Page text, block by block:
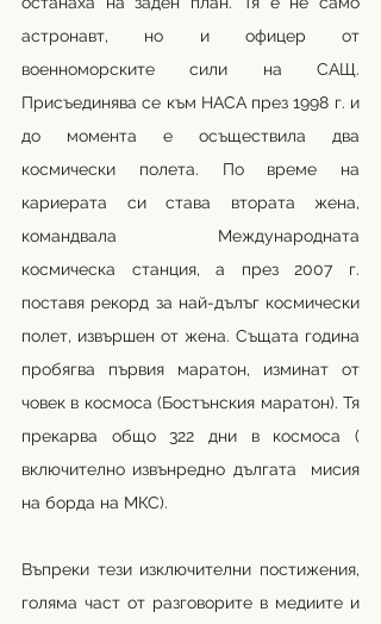
астронавт, но и офицер от
военноморските сили на САЩ.
Присъединява се към НАСА през 1998 г. и
до момента е осъществила два
космически полета. По време на
кариерата си става втората жена,
командвала Международната
космическа станция, а през 2007 г.
поставя рекорд за най-дълъг космически
полет, извършен от жена. Същата година
пробягва първия маратон, изминат от
човек в космоса (Бостънския маратон). Тя
прекарва общо 322 дни в космоса (
включително извънредно дългата  мисия
на борда на МКС).
Въпреки тези изключителни постижения,
голяма част от разговорите в медиите и